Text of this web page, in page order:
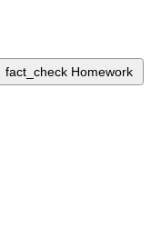
fact_check Homework